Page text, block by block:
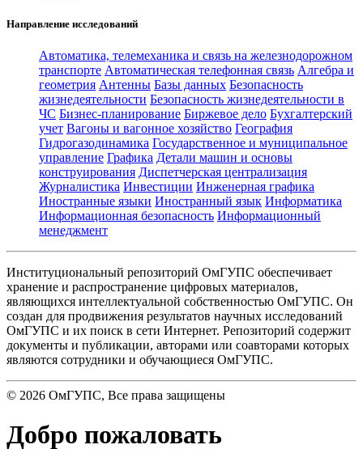
Направление исследований
Автоматика, телемеханика и связь на железнодорожном
транспорте Автоматическая телефонная связь Алгебра и
геометрия Антенны Базы данных Безопасность
жизнедеятельности Безопасность жизнедеятельности в
ЧС Бизнес-планирование Биржевое дело Бухгалтерский
учет Вагоны и вагонное хозяйство География
Гидрогазодинамика Государственное и муниципальное
управление Графика Детали машин и основы
конструирования Диспетчерская централизация
Журналистика Инвестиции Инженерная графика
Иностранные языки Иностранный язык Информатика
Информационная безопасность Информационный
менеджмент
Институциональный репозиторий ОмГУПС обеспечивает
хранение и распространение цифровых материалов,
являющихся интеллектуальной собственностью ОмГУПС. Он
создан для продвижения результатов научных исследований
ОмГУПС и их поиск в сети Интернет. Репозиторий содержит
документы и публикации, авторами или соавторами которых
являются сотрудники и обучающиеся ОмГУПС.
© 2026 ОмГУПС, Все права защищены
Добро пожаловать